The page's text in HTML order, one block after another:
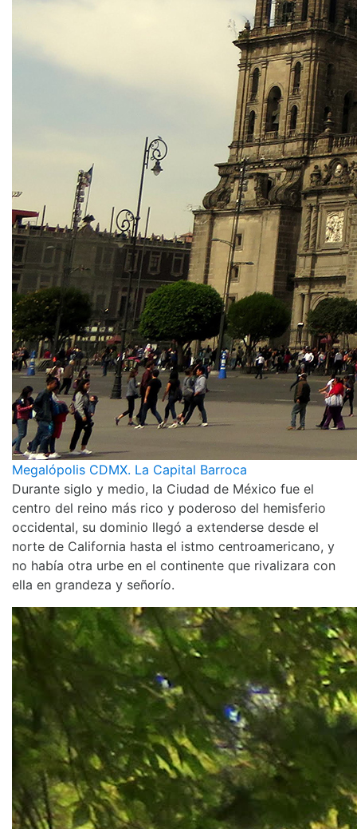
Megalópolis CDMX. La Capital Barroca
Durante siglo y medio, la Ciudad de México fue el
centro del reino más rico y poderoso del hemisferio
occidental, su dominio llegó a extenderse desde el
norte de California hasta el istmo centroamericano, y
no había otra urbe en el continente que rivalizara con
ella en grandeza y señorío.